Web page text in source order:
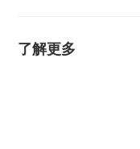
了解更多